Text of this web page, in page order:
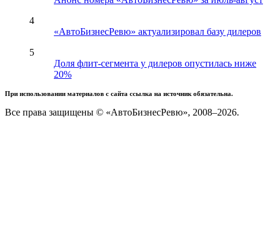
4
«АвтоБизнесРевю» актуализировал базу дилеров
5
Доля флит-сегмента у дилеров опустилась ниже
20%
При использовании материалов с сайта ссылка на источник обязательна.
Все права защищены © «АвтоБизнесРевю», 2008–2026.